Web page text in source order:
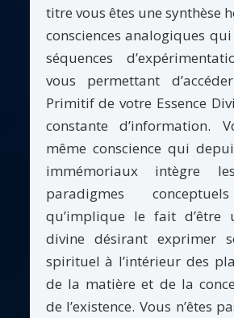
titre vous êtes une synthèse
consciences analogiques
séquences
vous permettant
Primitif de votre Essence
constante d’information.
même conscience qui
immémoriaux intègre
paradigmes
qu’implique le fait d’être
divine désirant exprimer
spirituel à l’intérieur des
de la matière et de la
de l’existence. Vous n’êtes